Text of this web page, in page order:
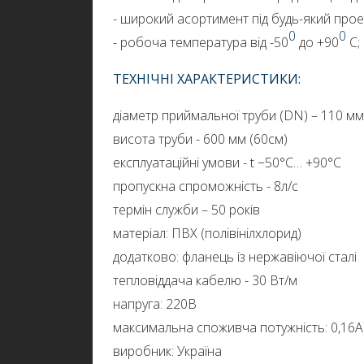
- широкий асортимент під будь-який
- робоча температура від -500 до +900 С;
ТЕХНІЧНІ ХАРАКТЕРИСТИКИ:
діаметр приймальної труби (DN) – 110 мм
висота труби - 600 мм (60см)
експлуатаційні умови - t −50°С… +90°С
пропускна спроможність - 8л/с
термін служби – 50 років
матеріал: ПВХ (полівінілхлорид)
додатково: фланець із нержавіючої сталі
тепловіддача кабелю - 30 Вт/м
напруга: 220В
максимальна споживча потужність: 0,16А
виробник: Україна